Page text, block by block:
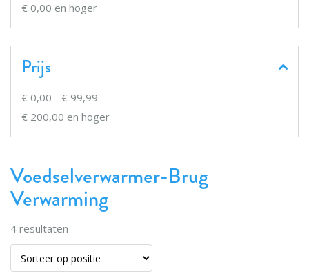
Voedselverwarmer-Brug
Verwarming
4 resultaten
€ 0,00 en hoger
Prijs
€ 0,00 - € 99,99
€ 200,00 en hoger